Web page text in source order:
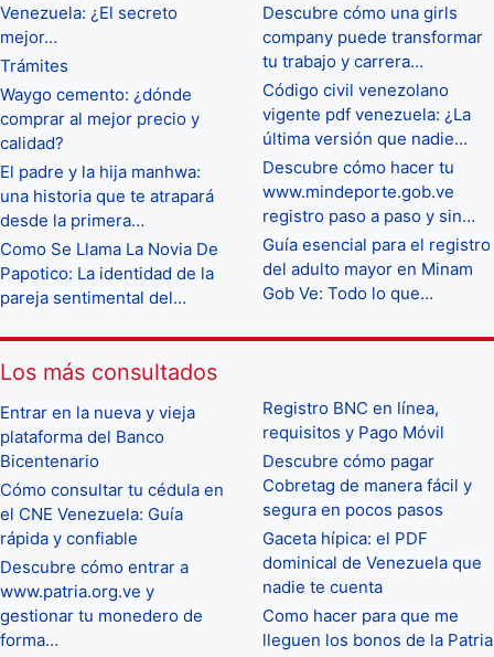
Venezuela: ¿El secreto
mejor…
Trámites
Waygo cemento: ¿dónde
comprar al mejor precio y
calidad?
El padre y la hija manhwa:
una historia que te atrapará
desde la primera…
Como Se Llama La Novia De
Papotico: La identidad de la
pareja sentimental del…
Descubre cómo una girls
company puede transformar
tu trabajo y carrera…
Código civil venezolano
vigente pdf venezuela: ¿La
última versión que nadie…
Descubre cómo hacer tu
www.mindeporte.gob.ve
registro paso a paso y sin…
Guía esencial para el registro
del adulto mayor en Minam
Gob Ve: Todo lo que…
Los más consultados
Entrar en la nueva y vieja
plataforma del Banco
Bicentenario
Cómo consultar tu cédula en
el CNE Venezuela: Guía
rápida y confiable
Descubre cómo entrar a
www.patria.org.ve y
gestionar tu monedero de
forma…
Registro BNC en línea,
requisitos y Pago Móvil
Descubre cómo pagar
Cobretag de manera fácil y
segura en pocos pasos
Gaceta hípica: el PDF
dominical de Venezuela que
nadie te cuenta
Como hacer para que me
lleguen los bonos de la Patria